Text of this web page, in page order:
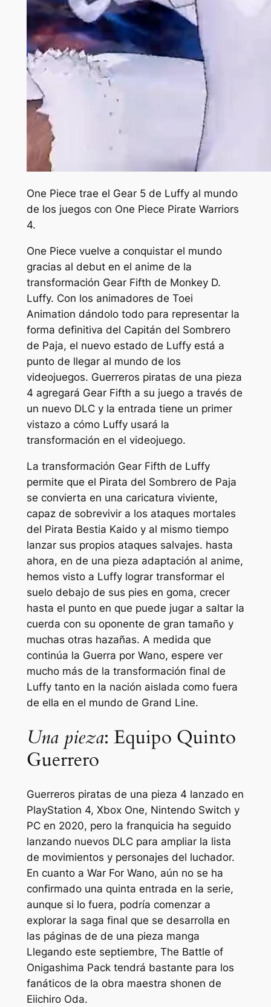
One Piece trae el Gear 5 de Luffy al mundo
de los juegos con One Piece Pirate Warriors
4.
One Piece vuelve a conquistar el mundo
gracias al debut en el anime de la
transformación Gear Fifth de Monkey D.
Luffy. Con los animadores de Toei
Animation dándolo todo para representar la
forma definitiva del Capitán del Sombrero
de Paja, el nuevo estado de Luffy está a
punto de llegar al mundo de los
videojuegos. Guerreros piratas de una pieza
4 agregará Gear Fifth a su juego a través de
un nuevo DLC y la entrada tiene un primer
vistazo a cómo Luffy usará la
transformación en el videojuego.
La transformación Gear Fifth de Luffy
permite que el Pirata del Sombrero de Paja
se convierta en una caricatura viviente,
capaz de sobrevivir a los ataques mortales
del Pirata Bestia Kaido y al mismo tiempo
lanzar sus propios ataques salvajes. hasta
ahora, en de una pieza adaptación al anime,
hemos visto a Luffy lograr transformar el
suelo debajo de sus pies en goma, crecer
hasta el punto en que puede jugar a saltar la
cuerda con su oponente de gran tamaño y
muchas otras hazañas. A medida que
continúa la Guerra por Wano, espere ver
mucho más de la transformación final de
Luffy tanto en la nación aislada como fuera
de ella en el mundo de Grand Line.
Una pieza: Equipo Quinto
Guerrero
Guerreros piratas de una pieza 4 lanzado en
PlayStation 4, Xbox One, Nintendo Switch y
PC en 2020, pero la franquicia ha seguido
lanzando nuevos DLC para ampliar la lista
de movimientos y personajes del luchador.
En cuanto a War For Wano, aún no se ha
confirmado una quinta entrada en la serie,
aunque si lo fuera, podría comenzar a
explorar la saga final que se desarrolla en
las páginas de de una pieza manga
Llegando este septiembre, The Battle of
Onigashima Pack tendrá bastante para los
fanáticos de la obra maestra shonen de
Eiichiro Oda.